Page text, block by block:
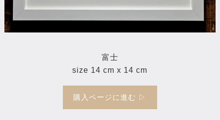
富士
size 14 cm x 14 cm
購入ページに進む ▷